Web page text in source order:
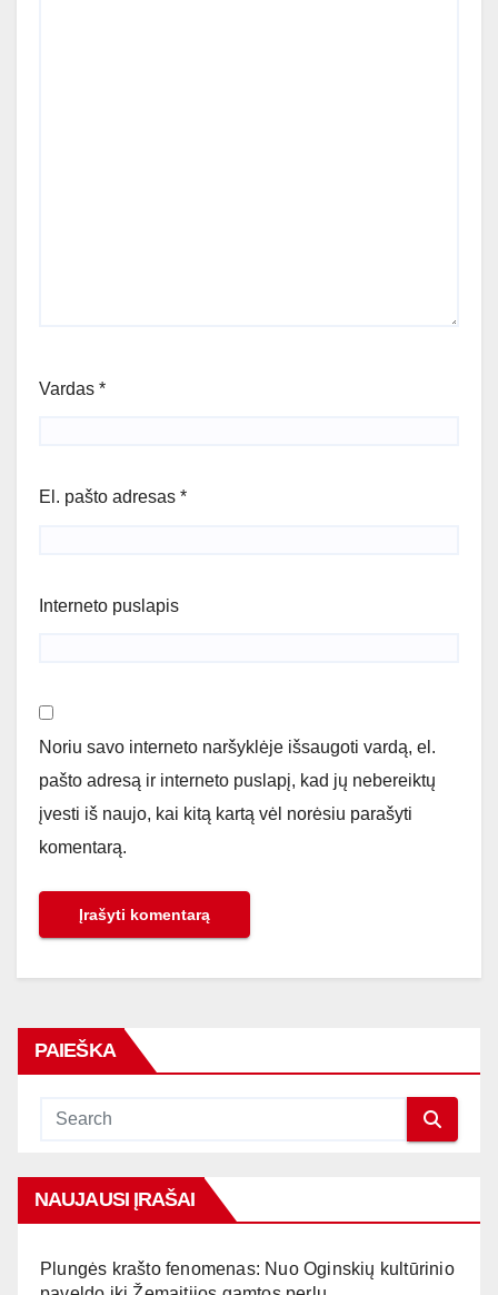
Vardas *
El. pašto adresas *
Interneto puslapis
Noriu savo interneto naršyklėje išsaugoti vardą, el.
pašto adresą ir interneto puslapį, kad jų nebereiktų
įvesti iš naujo, kai kitą kartą vėl norėsiu parašyti
komentarą.
PAIEŠKA
NAUJAUSI ĮRAŠAI
Plungės krašto fenomenas: Nuo Oginskių kultūrinio